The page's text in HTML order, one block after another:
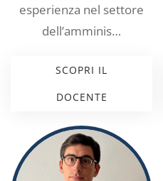
esperienza nel settore
dell’amminis…
SCOPRI IL
DOCENTE